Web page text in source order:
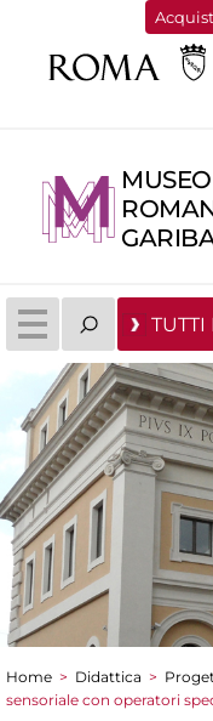
TUTTI
Tu sei qui
Home > Didattica >
sensoriale con operatori